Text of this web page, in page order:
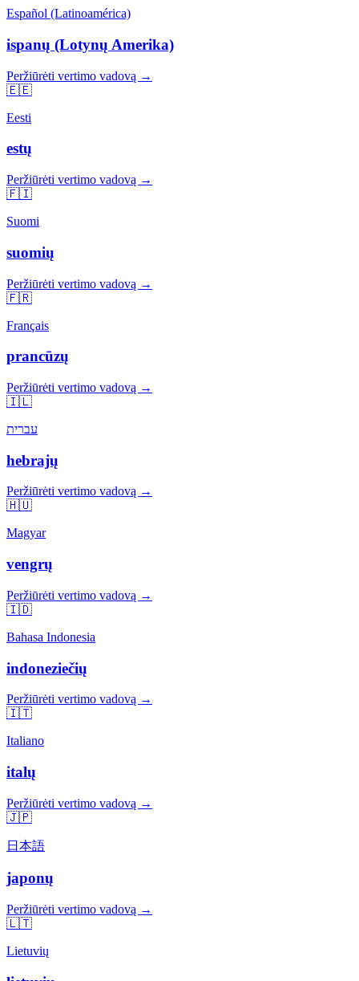
Español (Latinoamérica)
ispanų (Lotynų Amerika)
Peržiūrėti vertimo vadovą →
🇪🇪
Eesti
estų
Peržiūrėti vertimo vadovą →
🇫🇮
Suomi
suomių
Peržiūrėti vertimo vadovą →
🇫🇷
Français
prancūzų
Peržiūrėti vertimo vadovą →
🇮🇱
עברית
hebrajų
Peržiūrėti vertimo vadovą →
🇭🇺
Magyar
vengrų
Peržiūrėti vertimo vadovą →
🇮🇩
Bahasa Indonesia
indoneziečių
Peržiūrėti vertimo vadovą →
🇮🇹
Italiano
italų
Peržiūrėti vertimo vadovą →
🇯🇵
日本語
japonų
Peržiūrėti vertimo vadovą →
🇱🇹
Lietuvių